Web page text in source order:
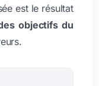
est le résultat
objectifs du